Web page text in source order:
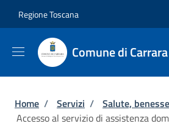
Regione Toscana
Comune di Carrara
Briciole di pane
Home / Servizi / Salute,
Accesso al servizio di assistenza